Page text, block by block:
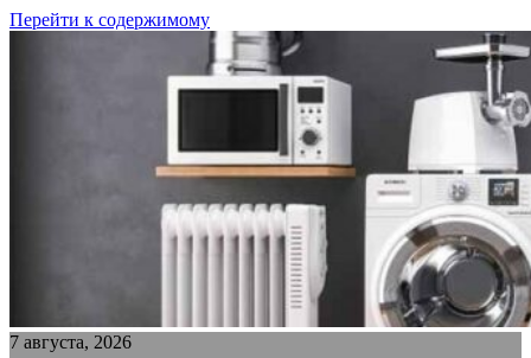
Перейти к содержимому
7 августа, 2026